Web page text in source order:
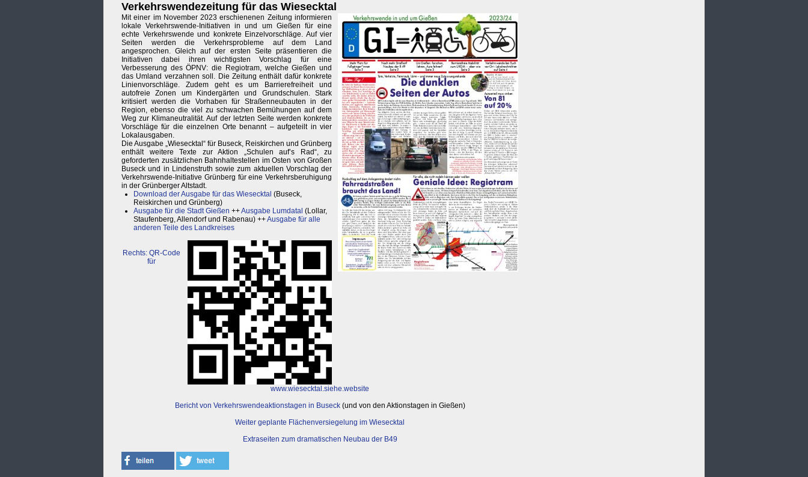
Verkehrswendezeitung für das Wiesecktal
Mit einer im November 2023 erschienenen Zeitung informieren
lokale Verkehrswende-Initiativen in und um Gießen für eine
echte Verkehrswende und konkrete Einzelvorschläge. Auf vier
Seiten werden die Verkehrsprobleme auf dem Land
angesprochen. Gleich auf der ersten Seite präsentieren die
Initiativen dabei ihren wichtigsten Vorschlag für eine
Verbesserung des ÖPNV: die Regiotram, welche Gießen und
das Umland verzahnen soll. Die Zeitung enthält dafür konkrete
Linienvorschläge. Zudem geht es um Barrierefreiheit und
autofreie Zonen um Kindergärten und Grundschulen. Stark
kritisiert werden die Vorhaben für Straßenneubauten in der
Region, ebenso die viel zu schwachen Bemühungen auf dem
Weg zur Klimaneutralität. Auf der letzten Seite werden konkrete
Vorschläge für die einzelnen Orte benannt – aufgeteilt in vier
Lokalausgaben.
Die Ausgabe „Wiesecktal“ für Buseck, Reiskirchen und Grünberg
enthält weitere Texte zur Aktion „Schulen auf’s Rad“, zu
geforderten zusätzlichen Bahnhaltestellen im Osten von Großen
Buseck und in Lindenstruth sowie zum aktuellen Vorschlag der
Verkehrswende-Initiative Grünberg für eine Verkehrsberuhigung
in der Grünberger Altstadt.
Download der Ausgabe für das Wiesecktal (Buseck,
Reiskirchen und Grünberg)
Ausgabe für die Stadt Gießen ++Ausgabe Lumdatal (Lollar,
Staufenberg, Allendorf und Rabenau) ++Ausgabe für alle
anderen Teile des Landkreises
Rechts: QR-Code
für
www.wiesecktal.siehe.website
Bericht von Verkehrswendeaktionstagen in Buseck(und von den Aktionstagen in Gießen)
Weiter geplante Flächenversiegelung im Wiesecktal
Extraseiten zum dramatischen Neubau der B49